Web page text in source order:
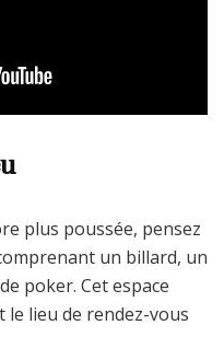
plus poussée, pensez
un billard, un
poker. Cet espace
lieu de rendez-vous